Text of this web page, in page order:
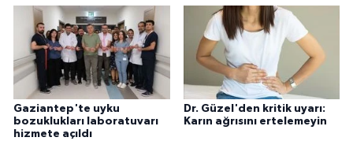
Gaziantep'te uyku
bozuklukları laboratuvarı
hizmete açıldı
Dr. Güzel'den kritik uyarı:
Karın ağrısını ertelemeyin